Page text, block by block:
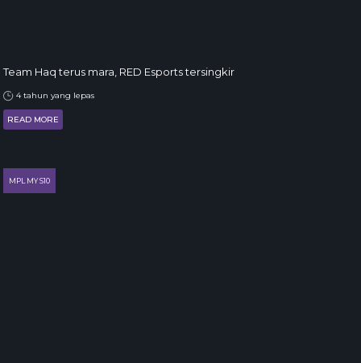
Team Haq terus mara, RED Esports tersingkir
4 tahun yang lepas
READ MORE
MPL MY S10